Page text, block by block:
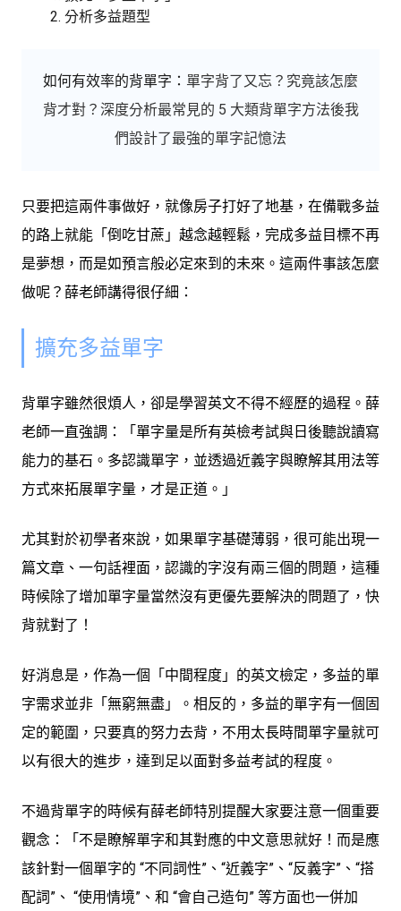
分析多益題型
如何有效率的背單字： 單字背了又忘？究竟該怎麼
背才對？深度分析最常見的 5 大類背單字方法後我
們設計了最強的單字記憶法
只要把這兩件事做好，就像房子打好了地基，在備戰多益
的路上就能「倒吃甘蔗」越念越輕鬆，完成多益目標不再
是夢想，而是如預言般必定來到的未來。這兩件事該怎麼
做呢？薛老師講得很仔細：
擴充多益單字
背單字雖然很煩人，卻是學習英文不得不經歷的過程。薛
老師一直強調：「單字量是所有英檢考試與日後聽說讀寫
能力的基石。多認識單字，並透過近義字與瞭解其用法等
方式來拓展單字量，才是正道。」
尤其對於初學者來說，如果單字基礎薄弱，很可能出現一
篇文章、一句話裡面，認識的字沒有兩三個的問題，這種
時候除了增加單字量當然沒有更優先要解決的問題了，快
背就對了！
好消息是，作為一個「中間程度」的英文檢定，多益的單
字需求並非「無窮無盡」。相反的，多益的單字有一個固
定的範圍，只要真的努力去背，不用太長時間單字量就可
以有很大的進步，達到足以面對多益考試的程度。
不過背單字的時候有薛老師特別提醒大家要注意一個重要
觀念：「不是瞭解單字和其對應的中文意思就好！而是應
該針對一個單字的 “不同詞性”、“近義字”、“反義字”、“搭
配詞”、 “使用情境”、和 “會自己造句” 等方面也一併加